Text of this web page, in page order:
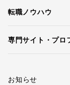
転職ノウハウ
専門サイト・プロ
お知らせ